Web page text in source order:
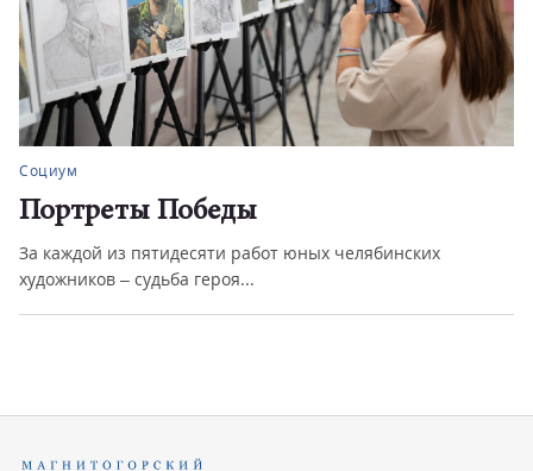
Социум
Портреты Победы
За каждой из пятидесяти работ юных челябинских
художников – судьба героя...